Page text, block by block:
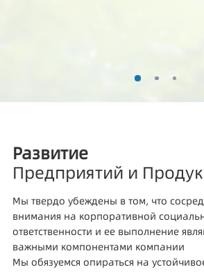
Развитие
Предприятий и
Мы твердо убеждены в том, что
внимания на корпоративной
ответственности и ее выполнение
важными компонентами компании
Мы обязуемся опираться на